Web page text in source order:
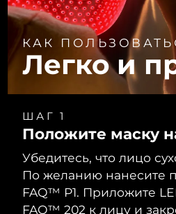
КАК
Легко и
ШАГ 1
Положите маску
Убедитесь, что лицо
По желанию нанесите
FAQ™ P1. Приложите
FAQ™ 202 к лицу и